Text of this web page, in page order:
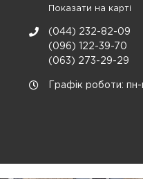
Показати на карті
(044) 232-82-09
(096) 122-39-70
(063) 273-29-29
Графік роботи: